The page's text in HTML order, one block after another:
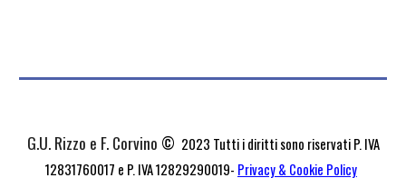
G.U. Rizzo e F. Corvino © 2023 Tutti i diritti sono riservati P. IVA
12831760017 e P. IVA 12829290019- Privacy & Cookie Policy